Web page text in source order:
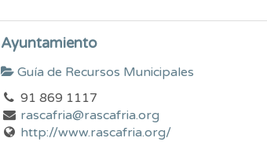
Ayuntamiento
Guía de Recursos Municipales
91 869 1117
rascafria@rascafria.org
http://www.rascafria.org/